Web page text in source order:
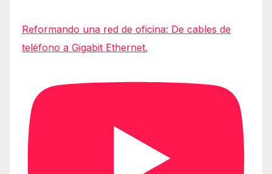
Reformando una red de oficina: De cables de
teléfono a Gigabit Ethernet.